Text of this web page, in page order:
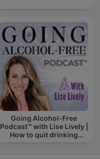
Going Alcohol-Free
Podcast™ with Lise Lively |
How to quit drinking